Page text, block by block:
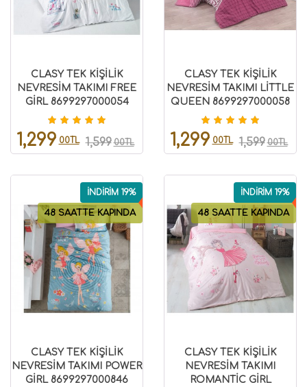
CLASY TEK KİŞİLİK
NEVRESİM TAKIMI FREE
GİRL 8699297000054
1,299 00TL 1,599 00TL
CLASY TEK KİŞİLİK
NEVRESİM TAKIMI LİTTLE
QUEEN 8699297000058
1,299 00TL 1,599 00TL
48 SAATTE KAPINDA
İNDİRİM 19%
CLASY TEK KİŞİLİK
NEVRESİM TAKIMI POWER
GİRL 8699297000846
48 SAATTE KAPINDA
İNDİRİM 19%
CLASY TEK KİŞİLİK
NEVRESİM TAKIMI
ROMANTİC GİRL